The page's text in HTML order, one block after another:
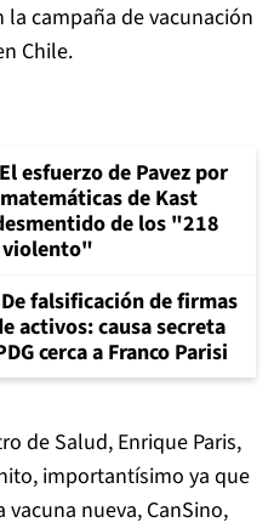
campaña de vacunación
Chile.
El esfuerzo de Pavez por
de Kast
de los "218
De falsificación de firmas
activos: causa secreta
cerca a Franco Parisi
de Salud, Enrique Paris,
importantísimo ya que
nueva, CanSino,